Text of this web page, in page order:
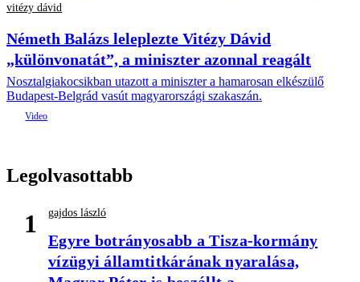
vitézy dávid
Németh Balázs leleplezte Vitézy Dávid
„különvonatát”, a miniszter azonnal reagált
Nosztalgiakocsikban utazott a miniszter a hamarosan elkészülő
Budapest-Belgrád vasút magyarországi szakaszán.
Legolvasottabb
1 gajdos lászló
Egyre botrányosabb a Tisza-kormány
vízügyi államtitkárának nyaralása,